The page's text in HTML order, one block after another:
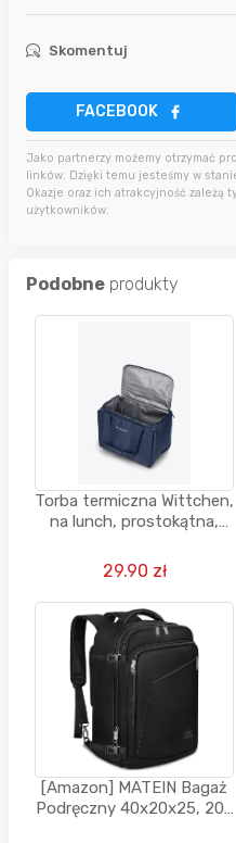
Skomentuj
FACEBOOK
Jako partnerzy możemy otrzymać
linków. Dzięki temu jesteśmy w
Okazje oraz ich atrakcyjność zależą
użytkowników.
Podobne produkty
Torba termiczna Wittchen,
na lunch, prostokątna,
29.90 zł
[Amazon] MATEIN Bagaż
Podręczny 40x20x25, 20L